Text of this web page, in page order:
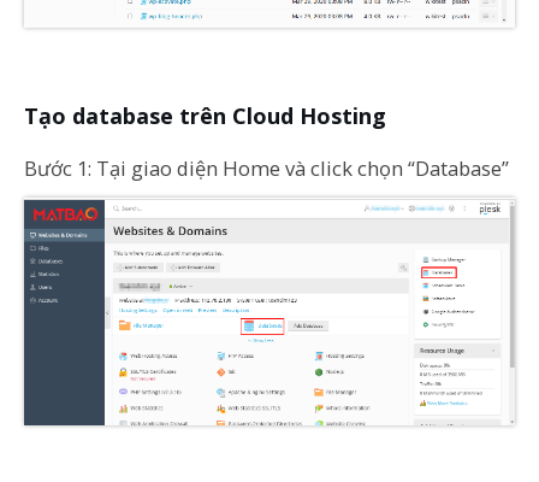
Tạo database trên Cloud Hosting
Bước 1: Tại giao diện Home và click chọn “Database”